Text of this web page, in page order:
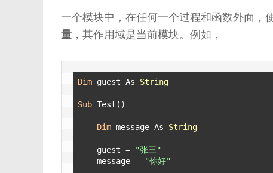
一个模块中，在任何一个过程和函数外面，
量 ，其作用域是当前模块。例如，
Dim guest As String
Sub Test()
Dim message As String
    guest =
"张三"
    message =
"你好"